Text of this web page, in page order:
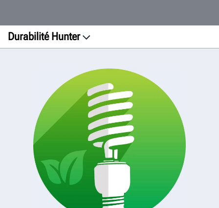
Durabilité Hunter
Initiative verte